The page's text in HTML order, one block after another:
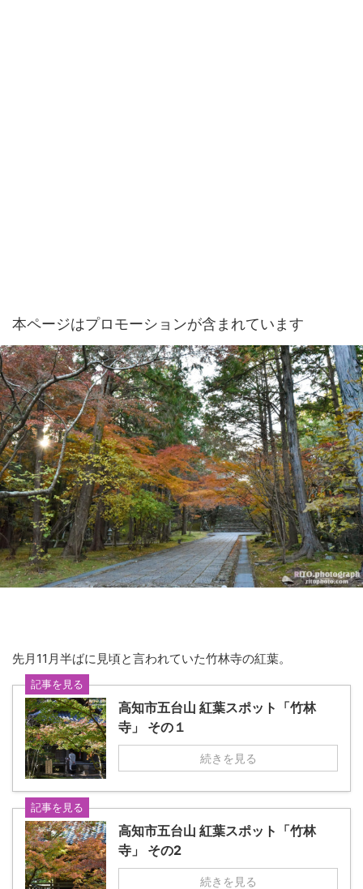
本ページはプロモーションが含まれています
先月11月半ばに見頃と言われていた竹林寺の紅葉。
記事を見る
高知市五台山 紅葉スポット「竹林
寺」 その１
続きを見る
記事を見る
高知市五台山 紅葉スポット「竹林
寺」 その2
続きを見る